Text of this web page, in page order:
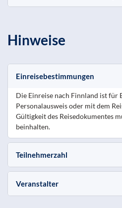
Hinweise
Einreisebestimmungen
Die Einreise nach Finnland ist für
Personalausweis oder mit dem
Gültigkeit des Reisedokumentes
beinhalten.
Teilnehmerzahl
Veranstalter